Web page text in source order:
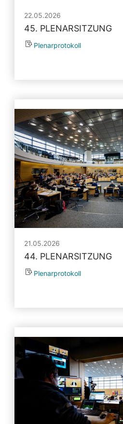
22.05.2026
45. PLENARSITZUNG
Plenarprotokoll
21.05.2026
44. PLENARSITZUNG
Plenarprotokoll